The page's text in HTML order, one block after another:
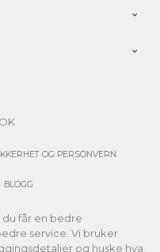
OG PERSONVERN
BLOGG
får en bedre
service. Vi bruker
og huske hva